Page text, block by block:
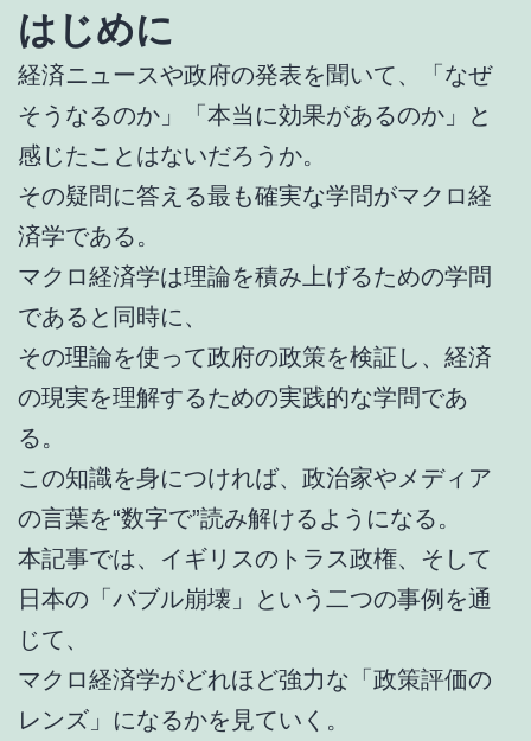
はじめに
経済ニュースや政府の発表を聞いて、「なぜ
そうなるのか」「本当に効果があるのか」と
感じたことはないだろうか。
その疑問に答える最も確実な学問がマクロ経
済学である。
マクロ経済学は理論を積み上げるための学問
であると同時に、
その理論を使って政府の政策を検証し、経済
の現実を理解するための実践的な学問であ
る。
この知識を身につければ、政治家やメディア
の言葉を“数字で”読み解けるようになる。
本記事では、イギリスのトラス政権、そして
日本の「バブル崩壊」という二つの事例を通
じて、
マクロ経済学がどれほど強力な「政策評価の
レンズ」になるかを見ていく。